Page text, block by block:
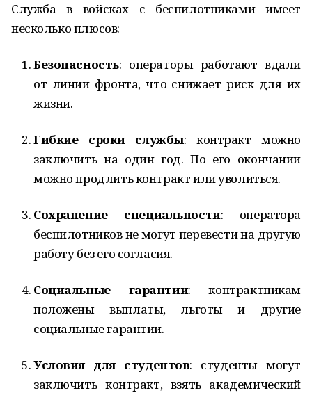
Служба в войсках с беспилотниками имеет
несколько плюсов:
Безопасность: операторы работают вдали
от линии фронта, что снижает риск для их
жизни.
Гибкие сроки службы: контракт можно
заключить на один год. По его окончании
можно продлить контракт или уволиться.
Сохранение специальности: оператора
беспилотников не могут перевести на другую
работу без его согласия.
Социальные гарантии: контрактникам
положены выплаты, льготы и другие
социальные гарантии.
Условия для студентов: студенты могут
заключить контракт, взять академический